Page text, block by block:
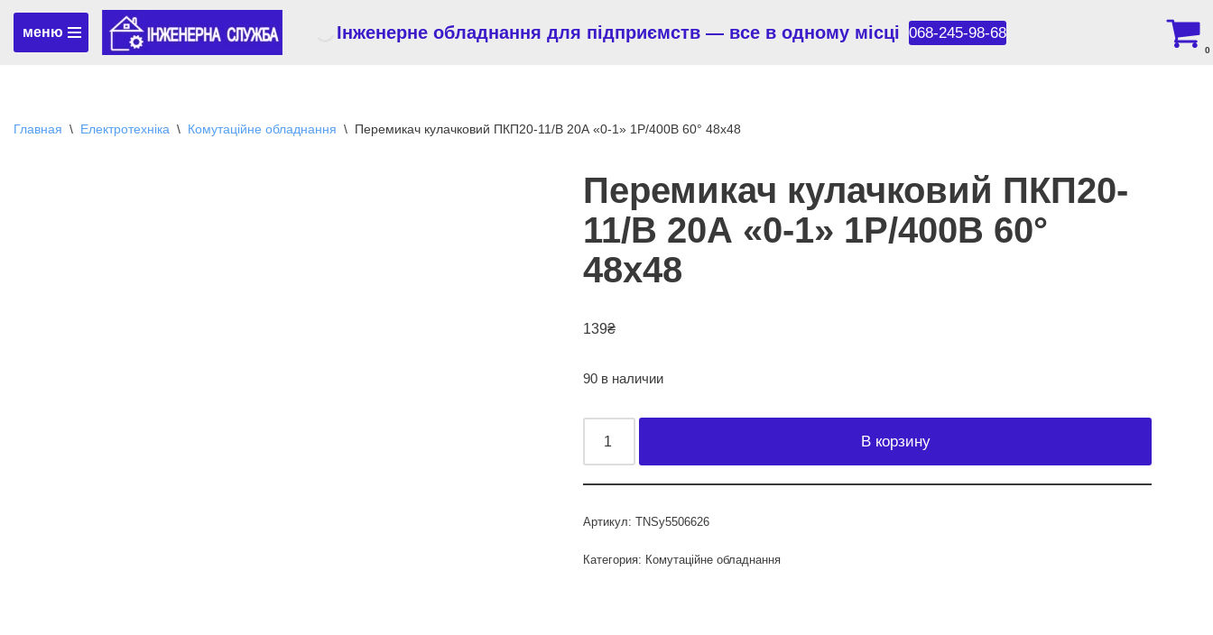
Перейти
меню Інженерне обладнання для підприємств — все в одному місці 068-245-98-68
0
Главная \ Електротехніка \ Комутаційне обладнання \ Перемикач кулачковий ПКП20-11/В 20А «0-1» 1Р/400B 60° 48х48
Перемикач кулачковий ПКП20-
11/В 20А «0-1» 1Р/400B 60°
48х48
139₴
90 в наличии
В корзину
Артикул: TNSy5506626
Категория: Комутаційне обладнання